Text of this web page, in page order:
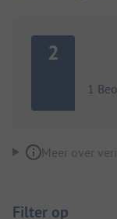
2
1
Meer over
Filter op